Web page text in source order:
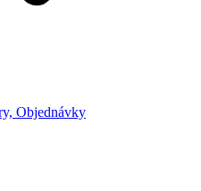
Objednávky